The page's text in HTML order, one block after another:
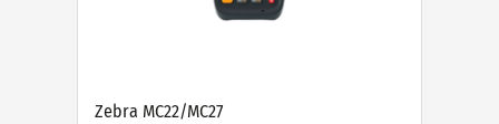
Zebra MC22/MC27